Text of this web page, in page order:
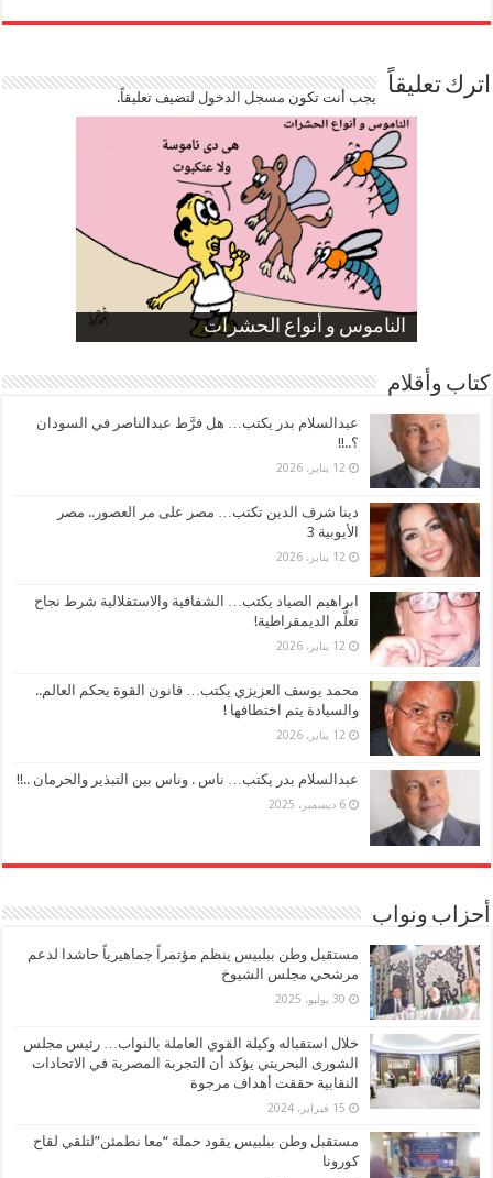
اترك تعليقاً يجب أنت تكون مسجل الدخوللتضيف تعليقاً.
الناموس و أنواع الحشرات
الموظفين بعد ارتفاع الأسعار
ارتفاع نسبة الطلاق في مصر
صورة كاركاتيرية
صورة كاركاتيرية
كتاب وأقلام
عبدالسلام بدر يكتب… هل فرَّط عبدالناصر في السودان
؟..!!
12 يناير، 2026
دينا شرف الدين تكتب… مصر على مر العصور.. مصر
الأيوبية 3
12 يناير، 2026
ابراهيم الصياد يكتب… الشفافية والاستقلالية شرط نجاح
تعلُّم الديمقراطية!
12 يناير، 2026
محمد يوسف العزيزي يكتب… قانون القوة يحكم العالم..
والسيادة يتم اختطافها !
12 يناير، 2026
عبدالسلام بدر يكتب… ناس . وناس بين التبذير والحرمان ..!!
6 ديسمبر، 2025
أحزاب ونواب
مستقبل وطن ببلبيس ينظم مؤتمراً جماهيرياً حاشدا لدعم
مرشحي مجلس الشيوخ
30 يوليو، 2025
خلال استقباله وكيلة القوي العاملة بالنواب… رئيس مجلس
الشورى البحريني يؤكد أن التجربة المصرية في الاتحادات
النقابية حققت أهداف مرجوة
15 فبراير، 2024
مستقبل وطن ببلبيس يقود حملة “معا نطمئن”لتلقي لقاح
كورونا